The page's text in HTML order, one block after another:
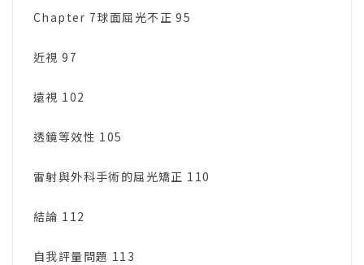
Chapter 7球面屈光不正 95
近視 97
遠視 102
透鏡等效性 105
雷射與外科手術的屈光矯正 110
結論 112
自我評量問題 113